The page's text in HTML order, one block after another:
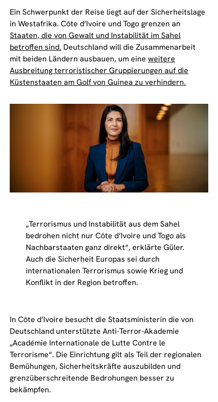
Ein Schwerpunkt der Reise liegt auf der Sicherheitslage
in Westafrika. Côte d’Ivoire und Togo grenzen an
Staaten, die von Gewalt und Instabilität im Sahel
betroffen sind. Deutschland will die Zusammenarbeit
mit beiden Ländern ausbauen, um eine weitere
Ausbreitung terroristischer Gruppierungen auf die
Küstenstaaten am Golf von Guinea zu verhindern.
„Terrorismus und Instabilität aus dem Sahel
bedrohen nicht nur Côte d’Ivoire und Togo als
Nachbarstaaten ganz direkt“, erklärte Güler.
Auch die Sicherheit Europas sei durch
internationalen Terrorismus sowie Krieg und
Konflikt in der Region betroffen.
In Côte d’Ivoire besucht die Staatsministerin die von
Deutschland unterstützte Anti-Terror-Akademie
„Académie Internationale de Lutte Contre le
Terrorisme“. Die Einrichtung gilt als Teil der regionalen
Bemühungen, Sicherheitskräfte auszubilden und
grenzüberschreitende Bedrohungen besser zu
bekämpfen.